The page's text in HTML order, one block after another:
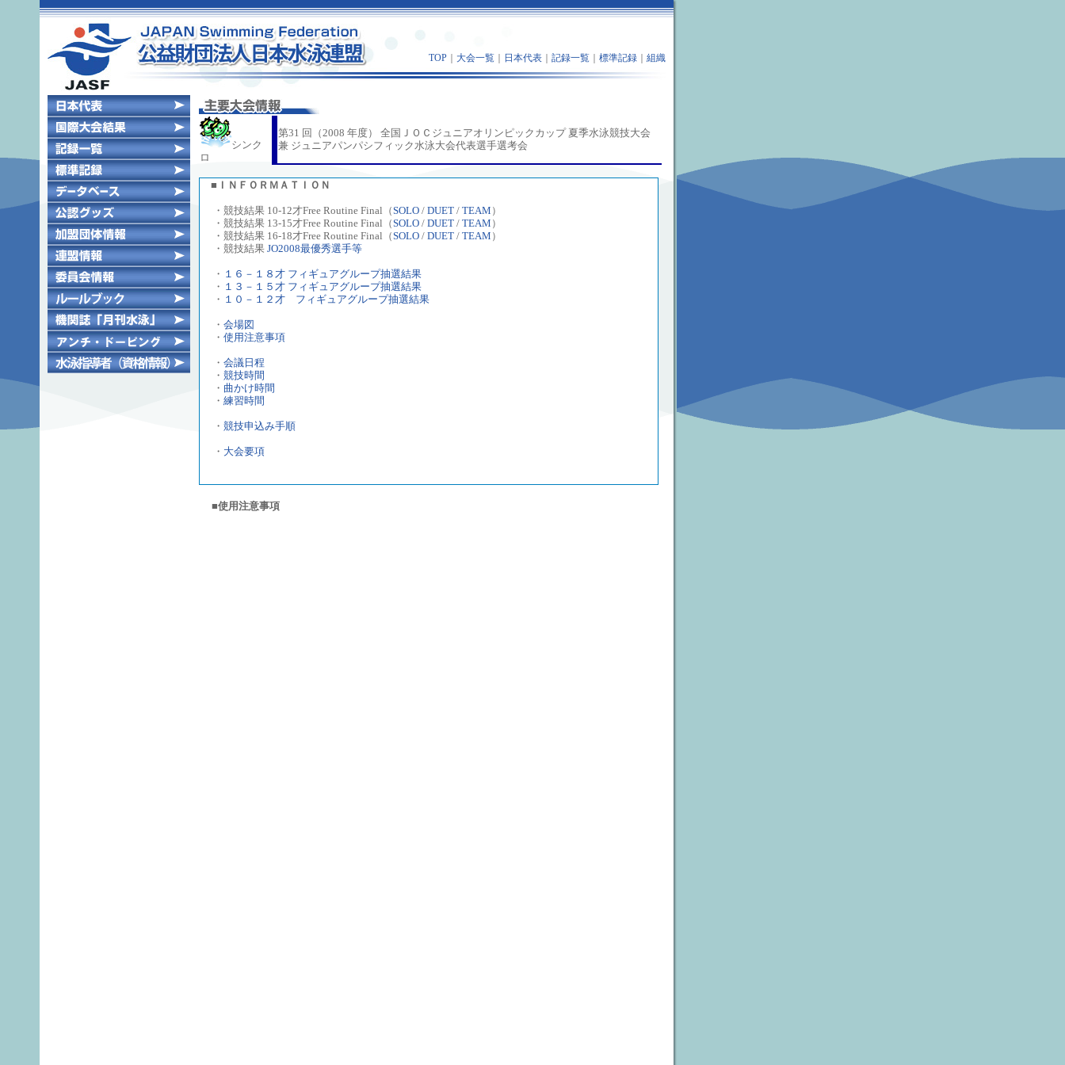
TOP 大会一覧 日本代表 記録一覧 標準記録 組織
シンク
ロ
第31 回（2008 年度） 全国ＪＯＣジュニアオリンピックカップ 夏季水泳競技大会
兼 ジュニアパンパシフィック水泳大会代表選手選考会
■ＩＮＦＯＲＭＡＴＩＯＮ
・競技結果 10-12才Free Routine Final（SOLO / DUET / TEAM ）
・競技結果 13-15才Free Routine Final（SOLO / DUET / TEAM ）
・競技結果 16-18才Free Routine Final（SOLO / DUET / TEAM ）
・競技結果 JO2008最優秀選手等
・ １６－１８才 フィギュアグループ抽選結果
・ １３－１５才 フィギュアグループ抽選結果
・ １０－１２才 フィギュアグループ抽選結果
・ 会場図
・ 使用注意事項
・ 会議日程
・ 競技時間
・ 曲かけ時間
・ 練習時間
・ 競技申込み手順
・ 大会要項
■使用注意事項